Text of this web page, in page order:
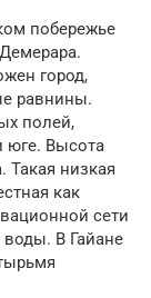
побережье
город,
равнины.
полей,
юге. Высота
Такая низкая
как
сети
В Гайане